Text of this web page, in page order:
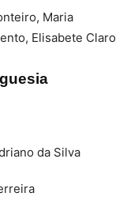
Maria
Elisabete Claro
da Silva